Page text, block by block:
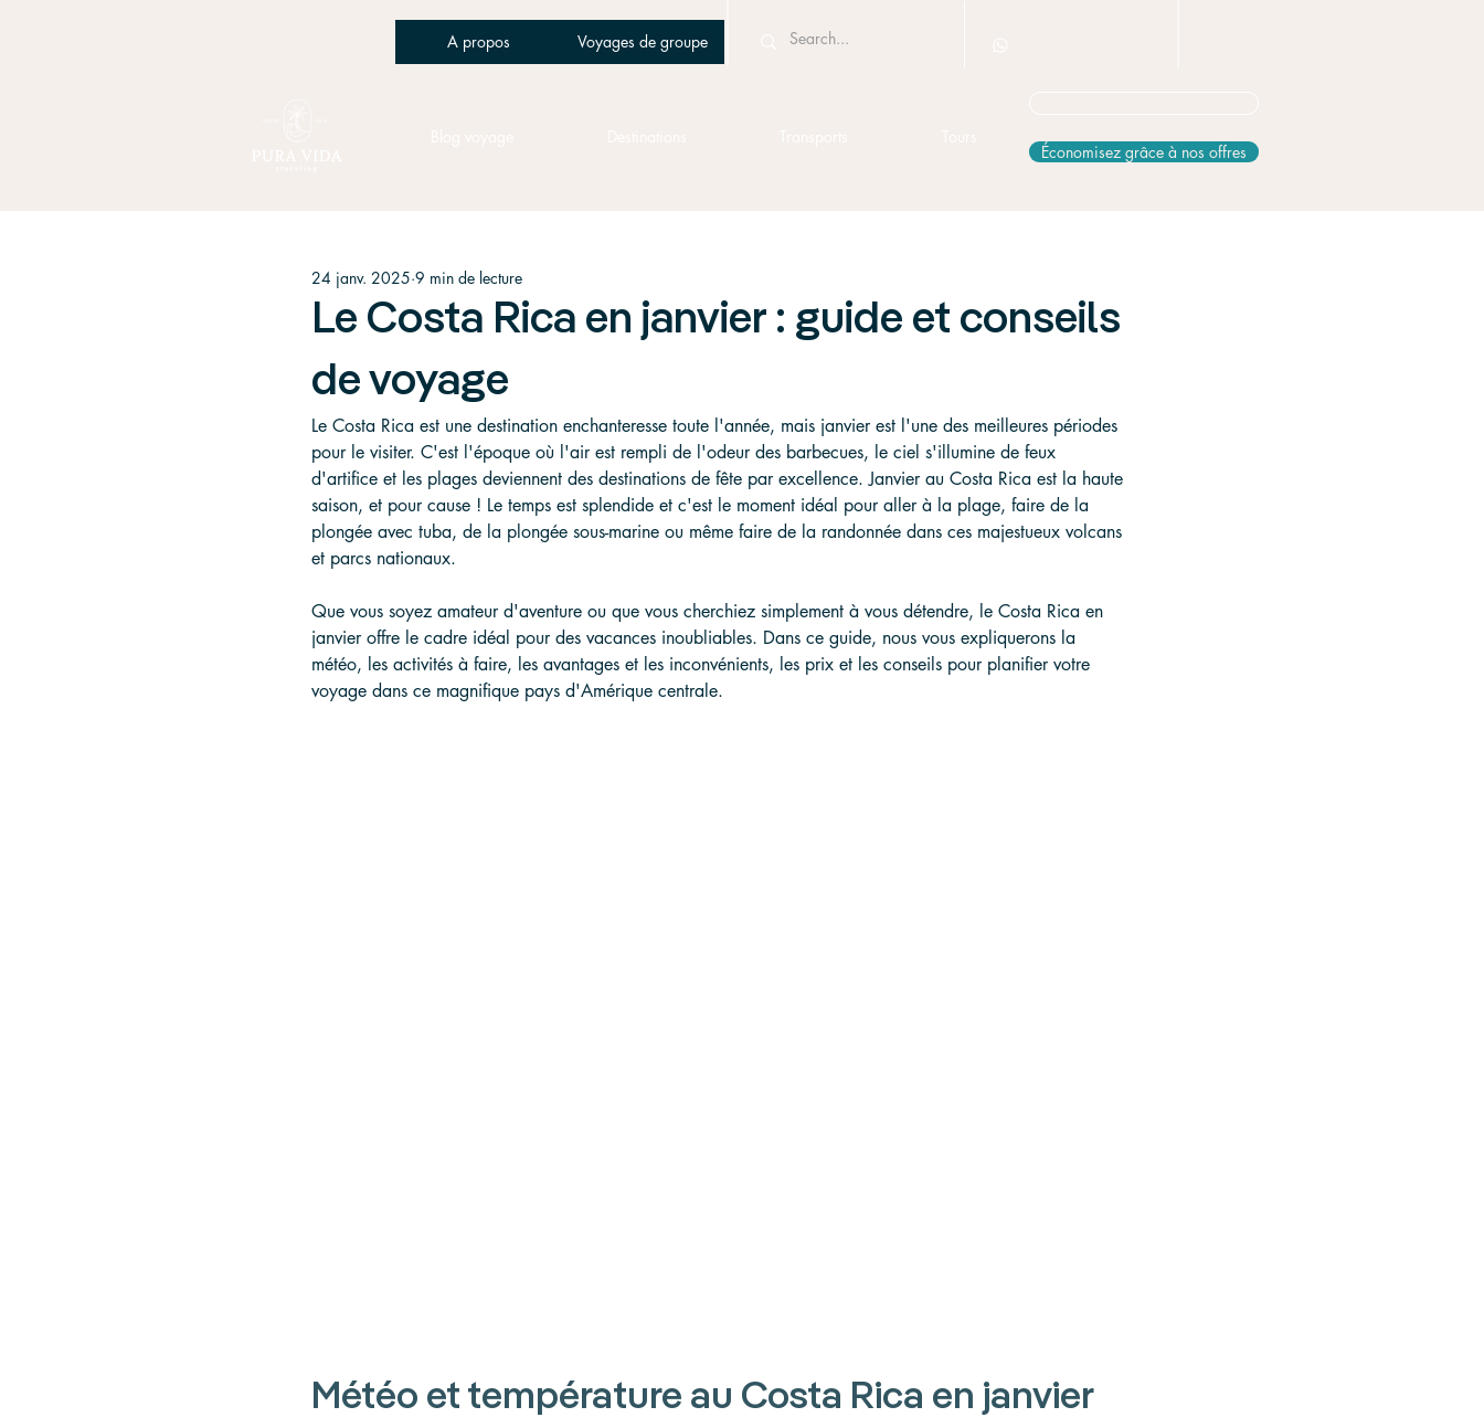
A propos Voyages de groupe
Économisez grâce à nos offres
Le Costa Rica en janvier : guide et conseils
de voyage
24 janv. 2025 9 min de lecture
Le Costa Rica est une destination enchanteresse toute l'année, mais janvier est l'une des meilleures périodes
pour le visiter. C'est l'époque où l'air est rempli de l'odeur des barbecues, le ciel s'illumine de feux
d'artifice et les plages deviennent des destinations de fête par excellence. Janvier au Costa Rica est la haute
saison, et pour cause ! Le temps est splendide et c'est le moment idéal pour aller à la plage, faire de la
plongée avec tuba, de la plongée sous-marine ou même faire de la randonnée dans ces majestueux volcans
et parcs nationaux.
Que vous soyez amateur d'aventure ou que vous cherchiez simplement à vous détendre, le Costa Rica en
janvier offre le cadre idéal pour des vacances inoubliables. Dans ce guide, nous vous expliquerons la
météo, les activités à faire, les avantages et les inconvénients, les prix et les conseils pour planifier votre
voyage dans ce magnifique pays d'Amérique centrale.
Météo et température au Costa Rica en janvier